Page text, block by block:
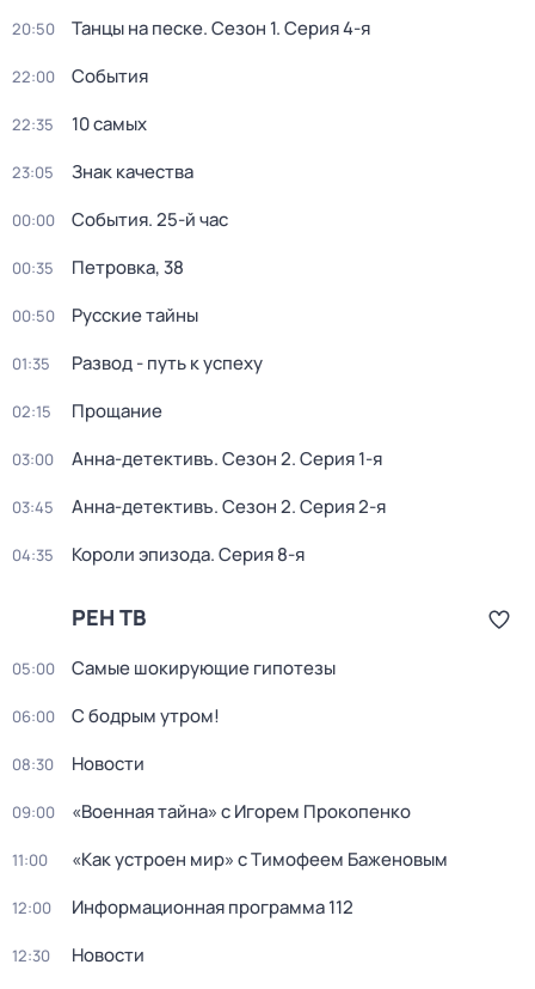
20:50 Танцы на песке. Сезон 1. Серия 4-я
22:00 События
22:35 10 самых
23:05 Знак качества
00:00 События. 25-й час
00:35 Петровка, 38
00:50 Русские тайны
01:35 Развод - путь к успеху
02:15 Прощание
03:00 Анна-детективъ. Сезон 2. Серия 1-я
03:45 Анна-детективъ. Сезон 2. Серия 2-я
04:35 Короли эпизода. Серия 8-я
РЕН ТВ
05:00 Самые шoкиpующие гипотезы
06:00 С бодрым утром!
08:30 Новости
09:00 «Военная тайна» с Игорем Прокопенко
11:00 «Как устроен мир» с Тимофеем Баженовым
12:00 Информационная программа 112
12:30 Новости